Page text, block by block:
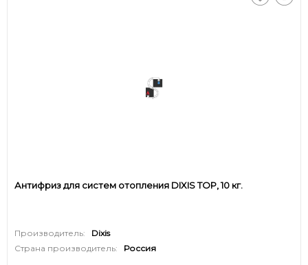
Антифриз для систем отопления DIXIS TOP, 10 кг.
Производитель:
Dixis
Страна производитель:
Россия